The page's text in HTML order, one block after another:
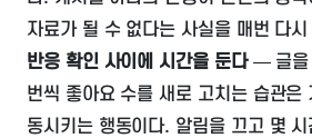
자료가 될 수 없다는 사실을 매번 다
반응 확인 사이에 시간을 둔다— 글을
번씩 좋아요 수를 새로 고치는 습관은
동시키는 행동이다. 알림을 끄고 몇